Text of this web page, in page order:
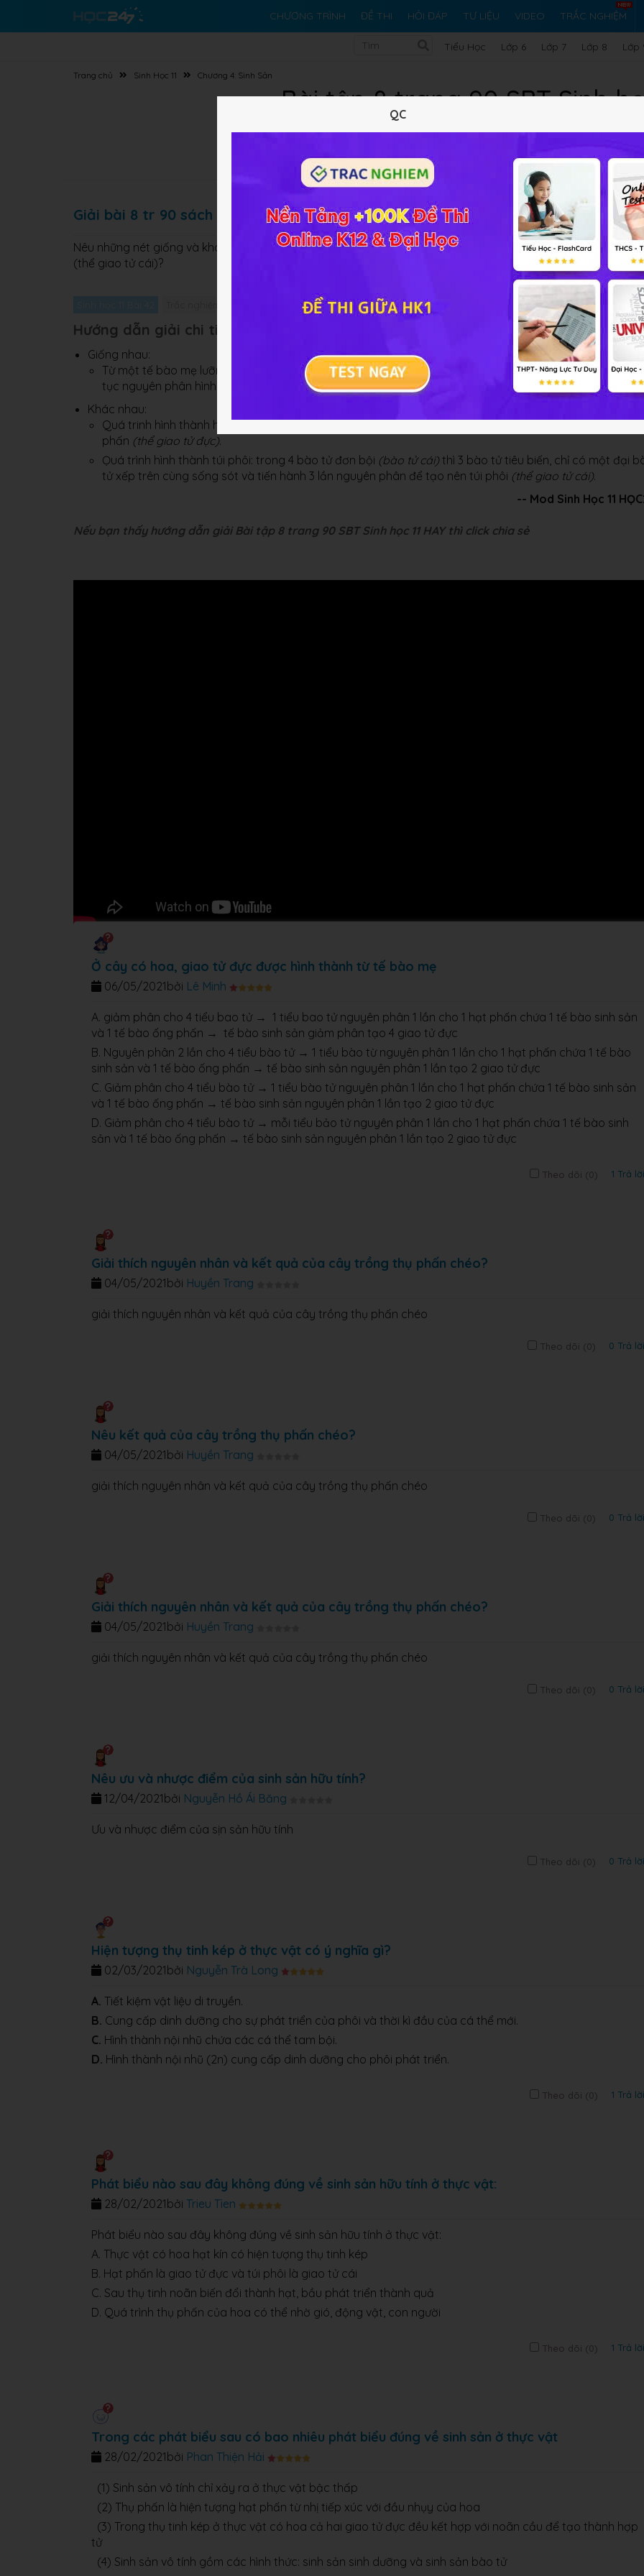
CHƯƠNG TRÌNH ĐỀ THI HỎI ĐÁP TƯ LIỆU VIDEO TRẮC NGHIỆM
Tiểu Học Lớp 6 Lớp 7 Lớp 8 Lớp
Trang chủ Sinh Học 11 Chương 4: Sinh Sản
Bài tập 8 trang 90 SBT Sinh
10 trắc nghiệm
Lý thuyết 10Trắc nghiệm 28BT SGK 201
Giải bài 8 tr 90 sách BT Sinh lớp 11
Nêu những nét giống và khác nhau cơ bản trong quá trình hình thành hạt phấn (thể giao tử đực) và túi phôi
(thể giao tử cái)?
Trắc nghiệm Sinh học 11 Bài 42 Giải bài tập Sinh học 11 Bài 42
Hướng dẫn giải chi tiết bài 8
Giống nhau:
Từ một tế bào mẹ lưỡng bội (2n) qua giảm phân hình thành nên 4 giao tử đơn bội (n). Bào tử đơn bội
tục nguyên phân hình thành nên thể giao tử: thể giao tử đực(hạt phấn) và thể giao tử cái (túi phôi)
Khác nhau:
Quá trinh hình thành hạt phấn: tất cả 4 bào tử đực n đều thực hiện 2 lần nguyên phân để tạo nên hạt
phấn (thể giao tử đực).
Ọuá trình hình thành túi phôi: trong 4 bào tử đơn bội (bào tử cái) thì 3 bào tử tiêu biến, chỉ có một đại
tử xếp trên cùng sống sót và tiến hành 3 lần nguyên phân để tạo nên túi phôi (thể giao tử cái).
-- Mod Sinh Học 11
Nếu bạn thấy hướng dẫn giải Bài tập 8 trang 90 SBT Sinh học 11 HAY thì click chia sẻ
Ở cây có hoa, giao tử đực được hình thành từ tế bào mẹ
bởi Lê Minh
06/05/2021
A. giảm phân cho 4 tiểu bao tử → 1 tiểu bao tử nguyên phân 1 lần cho 1 hạt phấn chứa 1 tế bào sinh sản
và 1 tế bào ống phấn → tế bào sinh sản giảm phân tạo 4 giao tử đực
B. Nguyên phân 2 lần cho 4 tiểu bào tử → 1 tiểu bào từ nguyên phân 1 lần cho 1 hạt phấn chứa 1 tế bào
sinh sản và 1 tế bào ống phấn → tế bào sinh sản nguyên phân 1 lần tạo 2 giao tử đực
C. Giảm phân cho 4 tiểu bào tử → 1 tiểu bào tử nguyên phân 1 lần cho 1 hạt phấn chứa 1 tế bào sinh sản
và 1 tế bào ống phấn → tế bào sinh sản nguyên phân 1 lần tạo 2 giao tử đực
D. Giảm phân cho 4 tiểu bào tử → mỗi tiểu bảo tử nguyên phân 1 lần cho 1 hạt phấn chứa 1 tế bào sinh
sản và 1 tế bào ống phấn → tế bào sinh sản nguyên phân 1 lần tạo 2 giao tử đực
Theo dõi (0) 1 Trả lời
Giải thích nguyên nhân và kết quả của cây trồng thụ phấn chéo?
bởi Huyền Trang
04/05/2021
giải thích nguyên nhân và kết quả của cây trồng thụ phấn chéo
Theo dõi (0) 0 Trả lời
Nêu kết quả của cây trồng thụ phấn chéo?
bởi Huyền Trang
04/05/2021
giải thích nguyên nhân và kết quả của cây trồng thụ phấn chéo
Theo dõi (0) 0 Trả lời
Giải thích nguyên nhân và kết quả của cây trồng thụ phấn chéo?
bởi Huyền Trang
04/05/2021
giải thích nguyên nhân và kết quả của cây trồng thụ phấn chéo
Theo dõi (0) 0 Trả lời
Nêu ưu và nhược điểm của sinh sản hữu tính?
bởi Nguyễn Hồ Ái Băng
12/04/2021
Ưu và nhược điểm của sịn sản hữu tính
Theo dõi (0) 0 Trả lời
Hiện tượng thụ tinh kép ở thực vật có ý nghĩa gì?
bởi Nguyễn Trà Long
02/03/2021
A. Tiết kiệm vật liệu di truyền.
B. Cung cấp dinh dưỡng cho sự phát triển của phôi và thời kì đầu của cá thể mới.
C. Hình thành nội nhũ chứa các cá thể tam bội.
D. Hình thành nội nhũ (2n) cung cấp dinh dưỡng cho phôi phát triển.
Theo dõi (0) 1 Trả lời
Phát biểu nào sau đây không đúng về sinh sản hữu tính ở thực vật:
bởi Trieu Tien
28/02/2021
Phát biểu nào sau đây không đúng về sinh sản hữu tính ở thực vật:
A. Thực vật có hoa hạt kín có hiện tượng thụ tinh kép
B. Hạt phấn là giao tử đực và túi phôi là giao tử cái
C. Sau thụ tinh noãn biến đổi thành hạt, bầu phát triển thành quả
D. Quá trình thụ phấn của hoa có thể nhờ gió, động vật, con người
Theo dõi (0) 1 Trả lời
Trong các phát biểu sau có bao nhiêu phát biểu đúng về sinh sản ở thực vật
bởi Phan Thiện Hải
28/02/2021
(1) Sinh sản vô tính chỉ xảy ra ở thực vật bậc thấp
(2) Thụ phấn là hiện tượng hạt phấn từ nhị tiếp xúc với đầu nhụy của hoa
(3) Trong thụ tinh kép ở thực vật có hoa cả hai giao tử đực đều kết hợp với noãn cầu để tạo thành hợp
tử
(4) Sinh sản vô tính gồm các hình thức: sinh sản sinh dưỡng và sinh sản bào tử
QC